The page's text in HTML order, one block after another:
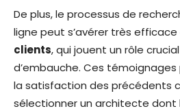
De plus, le processus de
ligne peut s’avérer très
clients, qui jouent un rôle
d’embauche. Ces
la satisfaction des précédents
sélectionner un architecte